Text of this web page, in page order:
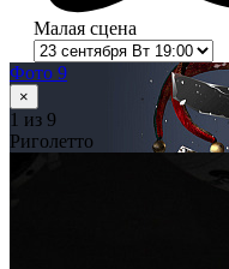
Малая сцена
Фото 9
×
1 из 9
Риголетто